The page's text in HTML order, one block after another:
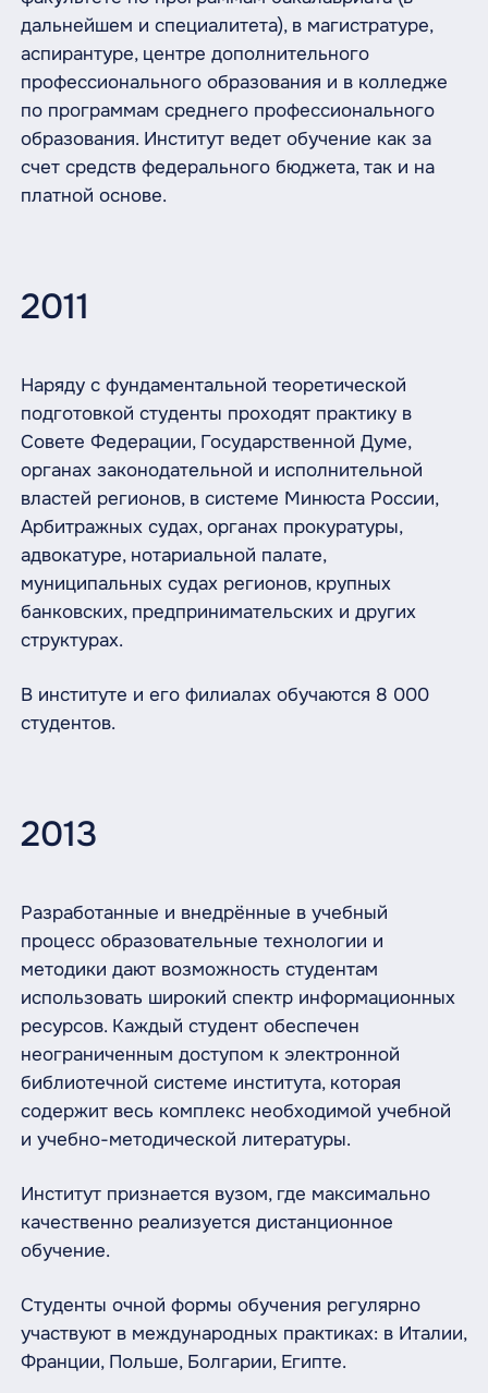
дальнейшем и специалитета), в магистратуре,
аспирантуре, центре дополнительного
профессионального образования и в колледже
по программам среднего профессионального
образования. Институт ведет обучение как за
счет средств федерального бюджета, так и на
платной основе.
2011
Наряду с фундаментальной теоретической
подготовкой студенты проходят практику в
Совете Федерации, Государственной Думе,
органах законодательной и исполнительной
властей регионов, в системе Минюста России,
Арбитражных судах, органах прокуратуры,
адвокатуре, нотариальной палате,
муниципальных судах регионов, крупных
банковских, предпринимательских и других
структурах.
В институте и его филиалах обучаются 8 000
студентов.
2013
Разработанные и внедрённые в учебный
процесс образовательные технологии и
методики дают возможность студентам
использовать широкий спектр информационных
ресурсов. Каждый студент обеспечен
неограниченным доступом к электронной
библиотечной системе института, которая
содержит весь комплекс необходимой учебной
и учебно-методической литературы.
Институт признается вузом, где максимально
качественно реализуется дистанционное
обучение.
Студенты очной формы обучения регулярно
участвуют в международных практиках: в Италии,
Франции, Польше, Болгарии, Египте.